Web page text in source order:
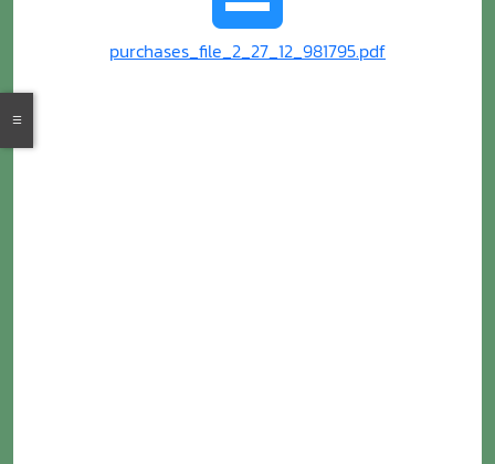
purchases_file_2_27_12_981795.pdf